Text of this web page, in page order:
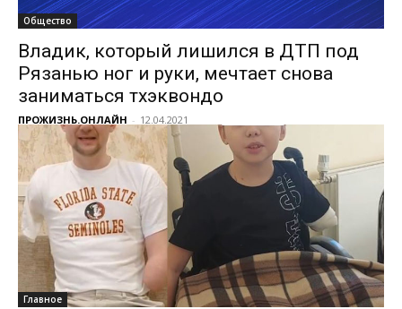
Общество
Владик, который лишился в ДТП под
Рязанью ног и руки, мечтает снова
заниматься тхэквондо
ПРОЖИЗНЬ.ОНЛАЙН - 12.04.2021
Главное